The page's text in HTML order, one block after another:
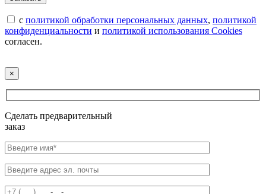
с политикой обработки персональных данных, политикой
конфиденциальности и политикой использования Cookies
согласен.
×
Сделать предварительный
заказ